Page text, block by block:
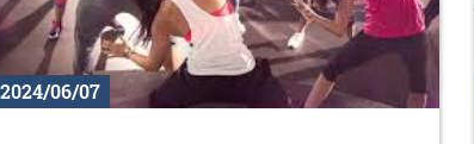
2024/06/07